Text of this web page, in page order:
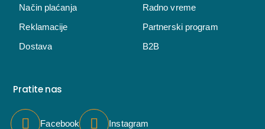
Način plaćanja
Reklamacije
Dostava
Radno vreme
Partnerski program
B2B
Pratite nas
Facebook Instagram